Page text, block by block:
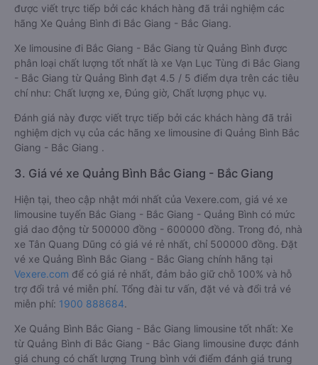
được viết trực tiếp bởi các khách hàng đã trải nghiệm các
hãng Xe Quảng Bình đi Bắc Giang - Bắc Giang.
Xe limousine đi Bắc Giang - Bắc Giang từ Quảng Bình được
phân loại chất lượng tốt nhất là xe Vạn Lục Tùng đi Bắc Giang
- Bắc Giang từ Quảng Bình đạt 4.5 / 5 điểm dựa trên các tiêu
chí như: Chất lượng xe, Đúng giờ, Chất lượng phục vụ.
Đánh giá này được viết trực tiếp bởi các khách hàng đã trải
nghiệm dịch vụ của các hãng xe limousine đi Quảng Bình Bắc
Giang - Bắc Giang .
3. Giá vé xe Quảng Bình Bắc Giang - Bắc Giang
Hiện tại, theo cập nhật mới nhất của Vexere.com, giá vé xe
limousine tuyến Bắc Giang - Bắc Giang - Quảng Bình có mức
giá dao động từ 500000 đồng - 600000 đồng. Trong đó, nhà
xe Tân Quang Dũng có giá vé rẻ nhất, chỉ 500000 đồng. Đặt
vé xe Quảng Bình Bắc Giang - Bắc Giang chính hãng tại
Vexere.com để có giá rẻ nhất, đảm bảo giữ chỗ 100% và hỗ
trợ đổi trả vé miễn phí. Tổng đài tư vấn, đặt vé và đổi trả vé
miễn phí: 1900 888684.
Xe Quảng Bình Bắc Giang - Bắc Giang limousine tốt nhất: Xe
từ Quảng Bình đi Bắc Giang - Bắc Giang limousine được đánh
giá chung có chất lượng Trung bình với điểm đánh giá trung